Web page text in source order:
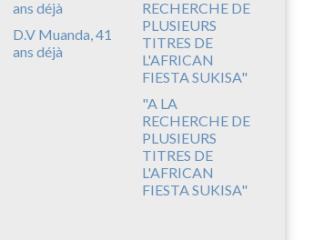
D.V Muanda, 41
ans déjà
"A LA
RECHERCHE DE
PLUSIEURS
TITRES DE
L'AFRICAN
FIESTA SUKISA"